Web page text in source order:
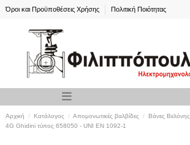
Όροι και Προϋποθέσεις Χρήσης Πολιτική Ποιότητας
Αρχική Κατάλογος Απομονωτικές βαλβίδες Βάνες Βελόνης
4G Ghidini τύπος 658050 - UNI EN 1092-1